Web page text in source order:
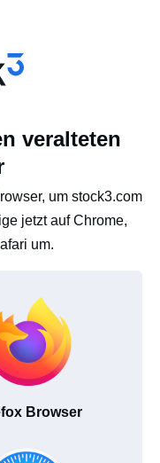
veralteten
um stock3.com
jetzt auf Chrome,
um.
Browser